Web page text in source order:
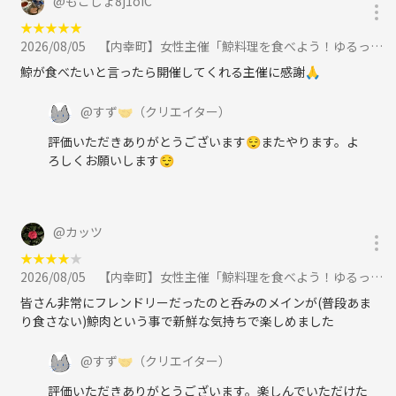
★★★★★
2026/08/05
【内幸町】女性主催「鯨料理を食べよう！ゆるっと夜ごはん会｜20代30代」に参加
鯨が食べたいと言ったら開催してくれる主催に感謝🙏
@すず🤝 （クリエイター）
評価いただきありがとうございます😌またやります。よ
ろしくお願いします😌
@カッツ
★★★★★
2026/08/05
【内幸町】女性主催「鯨料理を食べよう！ゆるっと夜ごはん会｜20代30代」に参加
皆さん非常にフレンドリーだったのと呑みのメインが(普段あま
り食さない)鯨肉という事で新鮮な気持ちで楽しめました
@すず🤝 （クリエイター）
評価いただきありがとうございます。楽しんでいただけた